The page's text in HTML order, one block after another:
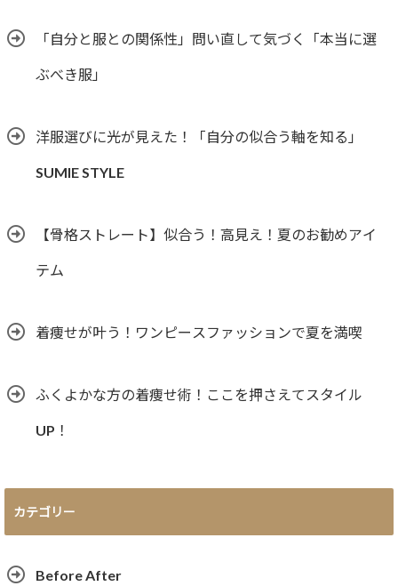
「自分と服との関係性」問い直して気づく「本当に選
ぶべき服」
洋服選びに光が見えた！「自分の似合う軸を知る」
SUMIE STYLE
【骨格ストレート】似合う！高見え！夏のお勧めアイ
テム
着痩せが叶う！ワンピースファッションで夏を満喫
ふくよかな方の着痩せ術！ここを押さえてスタイル
UP！
カテゴリー
Before After